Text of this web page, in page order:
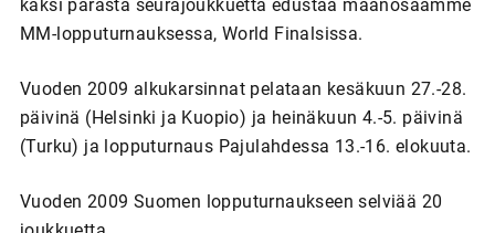
kaksi parasta seurajoukkuetta edustaa maanosaamme
MM-lopputurnauksessa, World Finalsissa.
Vuoden 2009 alkukarsinnat pelataan kesäkuun 27.-28.
päivinä (Helsinki ja Kuopio) ja heinäkuun 4.-5. päivinä
(Turku) ja lopputurnaus Pajulahdessa 13.-16. elokuuta.
Vuoden 2009 Suomen lopputurnaukseen selviää 20